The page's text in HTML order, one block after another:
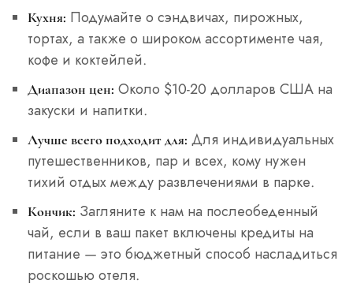
Кухня: Подумайте о сэндвичах, пирожных,
тортах, а также о широком ассортименте чая,
кофе и коктейлей.
Диапазон цен: Около $10-20 долларов США на
закуски и напитки.
Лучше всего подходит для: Для индивидуальных
путешественников, пар и всех, кому нужен
тихий отдых между развлечениями в парке.
Кончик: Загляните к нам на послеобеденный
чай, если в ваш пакет включены кредиты на
питание — это бюджетный способ насладиться
роскошью отеля.